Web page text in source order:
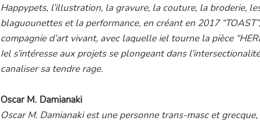
Happypets, l’illustration, la gravure, la couture, la broderie,
blaguounettes et la performance, en créant en 2017
compagnie d’art vivant, avec laquelle iel tourne la pièce
Iel s’intéresse aux projets se plongeant dans
canaliser sa tendre rage.
Oscar M. Damianaki
Oscar M. Damianaki est une personne trans-masc et